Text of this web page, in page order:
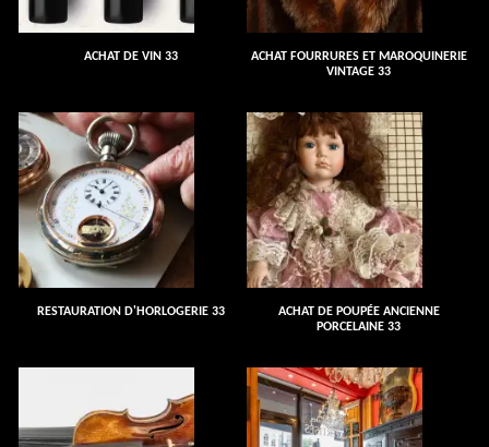
ACHAT DE VIN 33
ACHAT FOURRURES ET MAROQUINERIE
VINTAGE 33
RESTAURATION D'HORLOGERIE 33
ACHAT DE POUPÉE ANCIENNE
PORCELAINE 33